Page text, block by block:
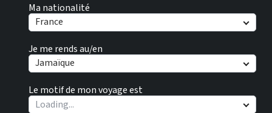
Ma nationalité
France
Je me rends au/en
Jamaïque
Le motif de mon voyage est